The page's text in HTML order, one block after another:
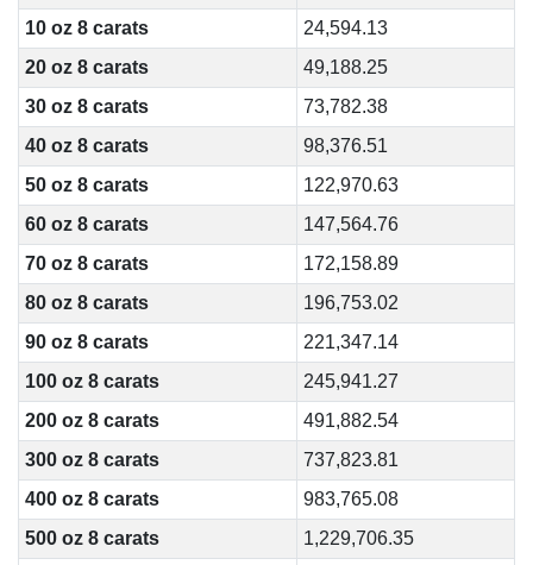
10 oz 8 carats
24,594.13
20 oz 8 carats
49,188.25
30 oz 8 carats
73,782.38
40 oz 8 carats
98,376.51
50 oz 8 carats
122,970.63
60 oz 8 carats
147,564.76
70 oz 8 carats
172,158.89
80 oz 8 carats
196,753.02
90 oz 8 carats
221,347.14
100 oz 8 carats
245,941.27
200 oz 8 carats
491,882.54
300 oz 8 carats
737,823.81
400 oz 8 carats
983,765.08
500 oz 8 carats
1,229,706.35